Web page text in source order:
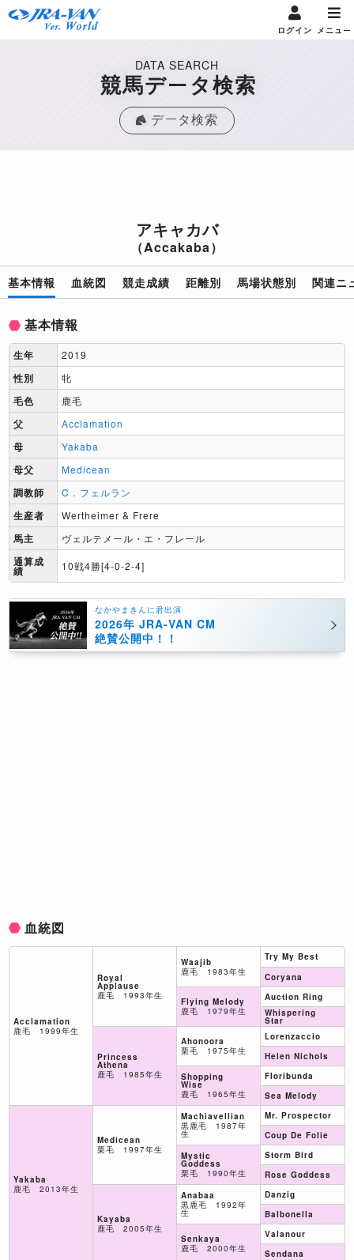
ログイン メニュー
DATA SEARCH
競馬データ検索
データ検索
アキャカバ
（Accakaba）
基本情報 血統図 競走成績 距離別 馬場状態別 関連ニ
基本情報
生年 2019
性別 牝
毛色 鹿毛
父 Acclamation
母 Yakaba
母父 Medicean
調教師 C．フェルラン
生産者 Wertheimer & Frere
馬主 ヴェルテメール・エ・フレール
通算成
績 10戦4勝[4-0-2-4]
なかやまきんに君出演
2026年 JRA-VAN CM
絶賛公開中！！
血統図
Acclamation
鹿毛 1999年生
Yakaba
鹿毛 2013年生
Royal
Applause
鹿毛 1993年生
Princess
Athena
鹿毛 1985年生
Medicean
栗毛 1997年生
Kayaba
鹿毛 2005年生
Waajib
鹿毛 1983年生
Flying Melody
鹿毛 1979年生
Ahonoora
栗毛 1975年生
Shopping
Wise
鹿毛 1965年生
Machiavellian
黒鹿毛 1987年
生
Mystic
Goddess
栗毛 1990年生
Anabaa
黒鹿毛 1992年
生
Senkaya
鹿毛 2000年生
Try My Best
Coryana
Auction Ring
Whispering
Star
Lorenzaccio
Helen Nichols
Floribunda
Sea Melody
Mr. Prospector
Coup De Folie
Storm Bird
Rose Goddess
Danzig
Balbonella
Valanour
Sendana